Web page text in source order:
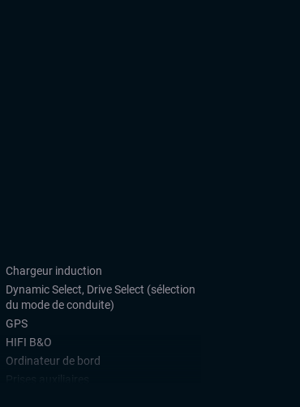
Chargeur induction
Dynamic Select, Drive Select (sélection
du mode de conduite)
GPS
HIFI B&O
Ordinateur de bord